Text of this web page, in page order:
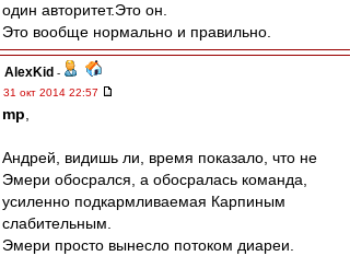
один авторитет.Это он.
Это вообще нормально и правильно.
AlexKid -
31 окт 2014 22:57
mp
Андрей, видишь ли, время показало, что не
Эмери обосрался, а обосралась команда,
усиленно подкармливаемая Карпиным
слабительным.
Эмери просто вынесло потоком диареи.